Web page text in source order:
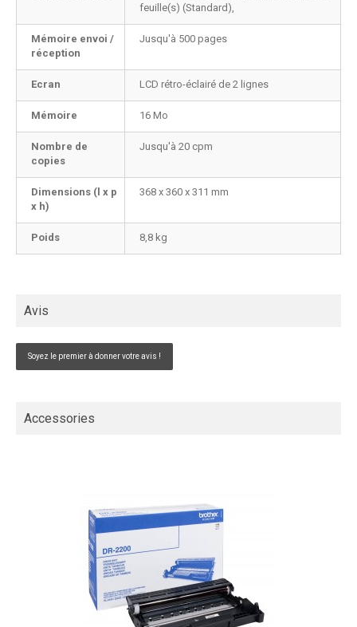
feuille(s) (Standard),
Mémoire envoi /
réception
Jusqu'à 500 pages
Ecran LCD rétro-éclairé de 2 lignes
Mémoire 16 Mo
Nombre de
copies
Jusqu'à 20 cpm
Dimensions (l x p
x h)
368 x 360 x 311 mm
Poids 8,8 kg
Avis
Soyez le premier à donner votre avis !
Accessories